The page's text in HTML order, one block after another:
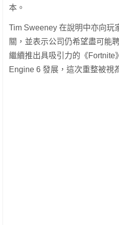
本。
Tim Sweeney 在說明中亦向玩
關，並表示公司仍希望盡可能
繼續推出具吸引力的《Fortnite
Engine 6 發展，這次重整被視